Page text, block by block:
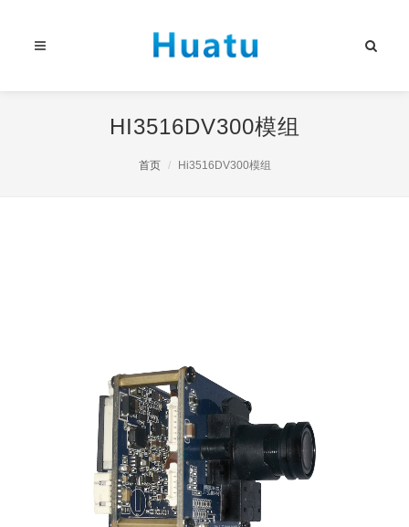
HI3516DV300模组
首页 Hi3516DV300模组